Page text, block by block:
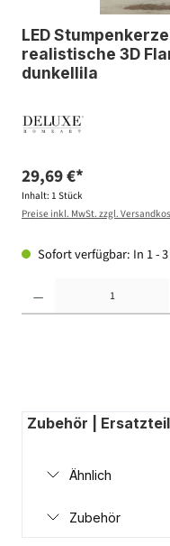
LED
realistische 3D
dunkellila
29,69 €*
Inhalt: 1 Stück
Preise inkl. MwSt. zzgl.
Sofort verfügbar: In 1 -
Zubehör |
Ähnlich
Zubehör